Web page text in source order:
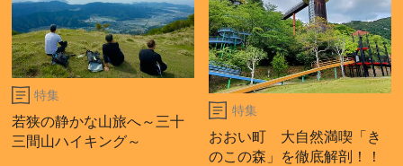
特集
若狭の静かな山旅へ～三十
三間山ハイキング～
特集
おおい町 大自然満喫「き
のこの森」を徹底解剖！！